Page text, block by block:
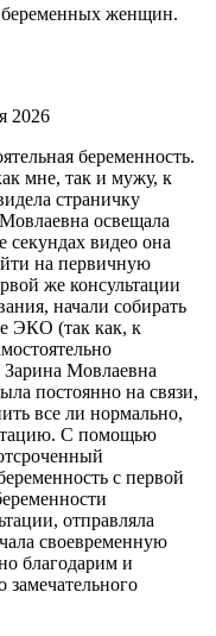
женщин.
2026
беременность.
мне, так и мужу, к
страничку
освещала
видео она
на первичную
же консультации
начали собирать
ЭКО (так как, к
Зарина Мовлаевна
постоянно на связи,
все ли нормально,
С помощью
с первой
отправляла
своевременную
благодарим и
замечательного